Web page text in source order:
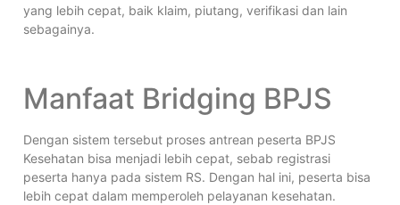
yang lebih cepat, baik klaim, piutang, verifikasi dan lain
sebagainya.
Manfaat Bridging BPJS
Dengan sistem tersebut proses antrean peserta BPJS
Kesehatan bisa menjadi lebih cepat, sebab registrasi
peserta hanya pada sistem RS. Dengan hal ini, peserta bisa
lebih cepat dalam memperoleh pelayanan kesehatan.